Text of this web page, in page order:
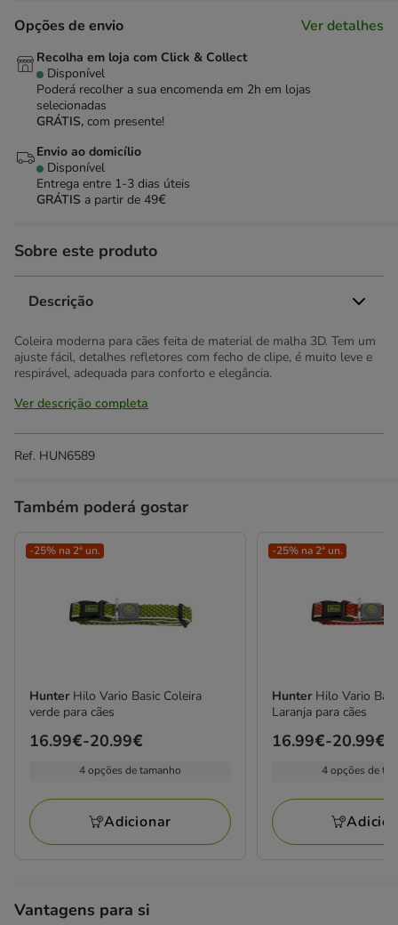
Opções de envio Ver detalhes
Recolha em loja com Click & Collect
Disponível
Poderá recolher a sua encomenda em 2h em lojas
selecionadas
GRÁTIS, com presente!
Envio ao domicílio
Disponível
Entrega entre 1-3 dias úteis
GRÁTIS a partir de 49€
Sobre este produto
Descrição
Coleira moderna para cães feita de material de malha 3D. Tem um
ajuste fácil, detalhes refletores com fecho de clipe, é muito leve e
respirável, adequada para conforto e elegância.
Ver descrição completa
Ref. HUN6589
Também poderá gostar
-25% na 2ª un.
Hunter Hilo Vario Basic Coleira
verde para cães
Preço
a
20.99€
16.99€-20.99€
4 opções de tamanho
Adicionar
-25% na 2ª un.
Hunter Hilo Vario
Laranja para cães
Preço
a
20.99€
16.99€-20.99€
4 opções de
Vantagens para si